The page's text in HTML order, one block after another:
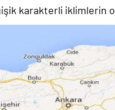
karakterli iklimlerin